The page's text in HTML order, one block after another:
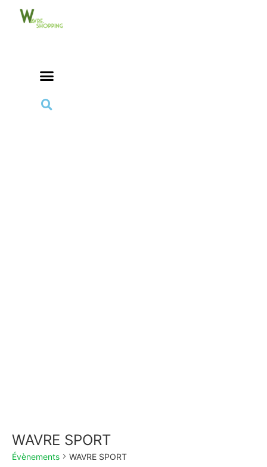
WAVRE SPORT
Évènements WAVRE SPORT